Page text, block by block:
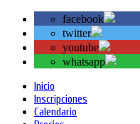
facebook
twitter
youtube
whatsapp
Inicio
Inscripciones
Calendario